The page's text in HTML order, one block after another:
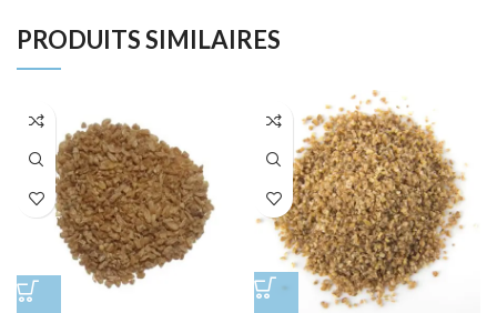
PRODUITS SIMILAIRES